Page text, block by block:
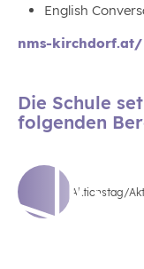
English
nms-kirchdorf.at/
Die Schule
folgenden
Aktionstag/